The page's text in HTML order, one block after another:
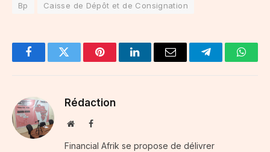
Bp Caisse de Dépôt et de Consignation
FacebookTwitter PinterestLinkedInEmail Telegram
Rédaction
WebsiteFacebook
Financial Afrik se propose de délivrer